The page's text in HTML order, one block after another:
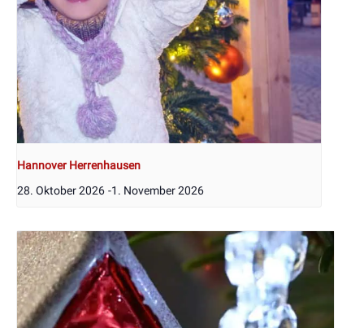
Hannover Herrenhausen
28. Oktober 2026 -1. November 2026